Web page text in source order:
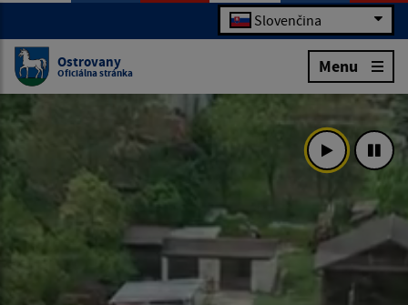
Slovenčina
Ostrovany
Oficiálna stránka Menu